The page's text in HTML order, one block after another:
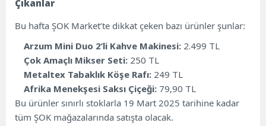
Fiyatlar
Çıkanlar
Bu hafta ŞOK Market’te dikkat çeken bazı ürünler şunlar:
Arzum Mini Duo 2’li Kahve Makinesi: 2.499 TL
Çok Amaçlı Mikser Seti: 250 TL
Metaltex Tabaklık Köşe Rafı: 249 TL
Afrika Menekşesi Saksı Çiçeği: 79,90 TL
Bu ürünler sınırlı stoklarla 19 Mart 2025 tarihine kadar
tüm ŞOK mağazalarında satışta olacak.